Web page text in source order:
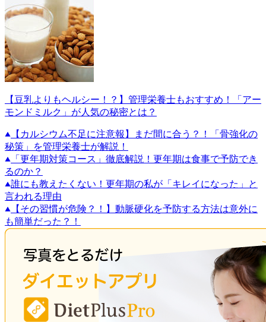
【豆乳よりもヘルシー！？】管理栄養士もおすすめ！「アー
モンドミルク」が人気の秘密とは？
【カルシウム不足に注意報】まだ間に合う？！「骨強化の
秘策」を管理栄養士が解説！
「更年期対策コース」徹底解説！更年期は食事で予防でき
るのか？
誰にも教えたくない！更年期の私が「キレイになった」と
言われる理由
【その習慣が危険？！】動脈硬化を予防する方法は意外に
も簡単だった？！